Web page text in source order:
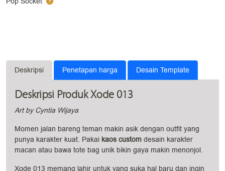
Deskripsi Penetapan harga Desain Template
Deskripsi Produk Xode 013
Art by Cyntia Wijaya
Momen jalan bareng teman makin asik dengan outfit yang
punya karakter kuat. Pakai kaos custom desain karakter
macan atau bawa tote bag unik bikin gaya makin menonjol.
Xode 013 memang lahir untuk yang suka hal baru dan ingin